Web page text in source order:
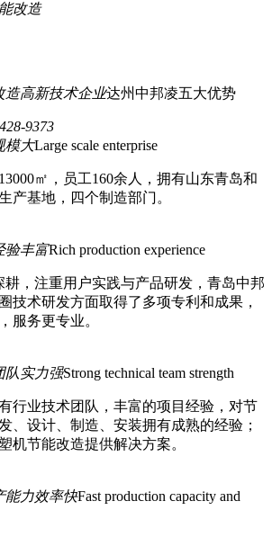
改造
造高新技术企业达州中邦凌五大优势
9373
模大Large scale enterprise
㎡，员工160余人，拥有山东青岛和
产基地，四个制造部门。
验丰富Rich production experience
耕，注重用户实践与产品研发，青岛中邦
技术研发方面取得了多项专利和成果，
服务更专业。
队实力强Strong technical team strength
行业技术团队，丰富的项目经验，对节
、设计、制造、安装拥有成熟的经验；
机节能改造提供解决方案。
能力效率快Fast production capacity and